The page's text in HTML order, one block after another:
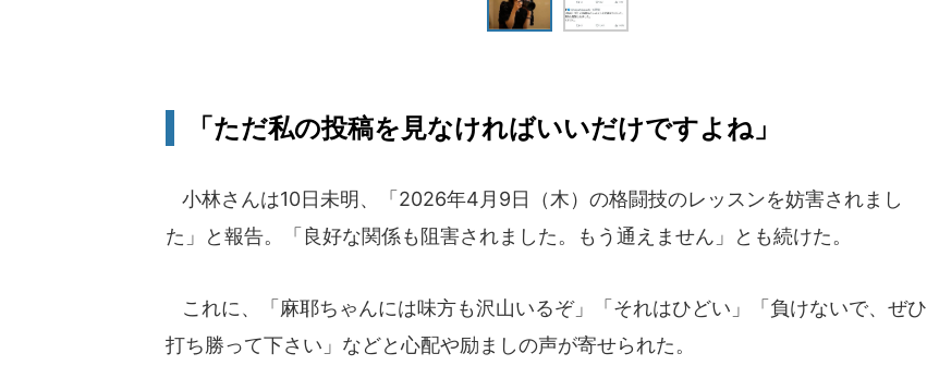
「ただ私の投稿を見なければいいだけですよね」
小林さんは10日未明、「2026年4月9日（木）の格闘技のレッスンを妨害されまし
た」と報告。「良好な関係も阻害されました。もう通えません」とも続けた。
これに、「麻耶ちゃんには味方も沢山いるぞ」「それはひどい」「負けないで、ぜひ
打ち勝って下さい」などと心配や励ましの声が寄せられた。